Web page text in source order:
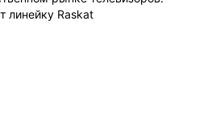
линейку Raskat